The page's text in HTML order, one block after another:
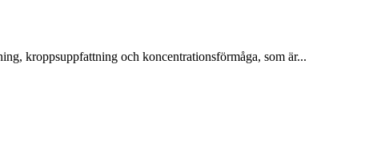
kroppsuppfattning och koncentrationsförmåga, som är...